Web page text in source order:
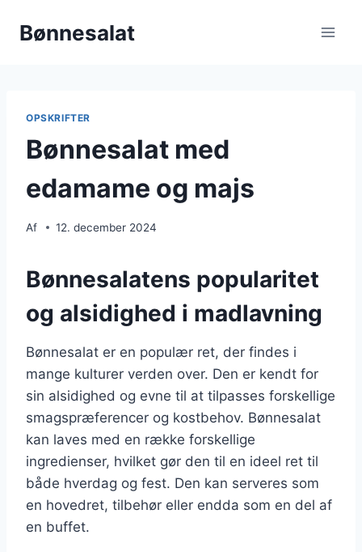
Bønnesalat
OPSKRIFTER
Bønnesalat med
edamame og majs
Af 12. december 2024
Bønnesalatens popularitet
og alsidighed i madlavning
Bønnesalat er en populær ret, der findes i
mange kulturer verden over. Den er kendt for
sin alsidighed og evne til at tilpasses forskellige
smagspræferencer og kostbehov. Bønnesalat
kan laves med en række forskellige
ingredienser, hvilket gør den til en ideel ret til
både hverdag og fest. Den kan serveres som
en hovedret, tilbehør eller endda som en del af
en buffet.